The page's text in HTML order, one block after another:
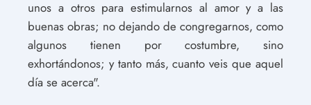
unos a otros para estimularnos al amor y a las
buenas obras; no dejando de congregarnos, como
algunos tienen por costumbre, sino
exhortándonos; y tanto más, cuanto veis que aquel
día se acerca".